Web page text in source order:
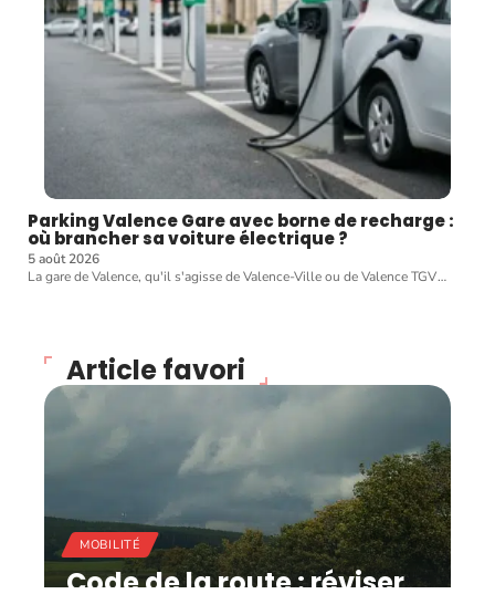
Parking Valence Gare avec borne de recharge :
où brancher sa voiture électrique ?
5 août 2026
La gare de Valence, qu'il s'agisse de Valence-Ville ou de Valence TGV…
Article favori
MOBILITÉ
Code de la route : réviser